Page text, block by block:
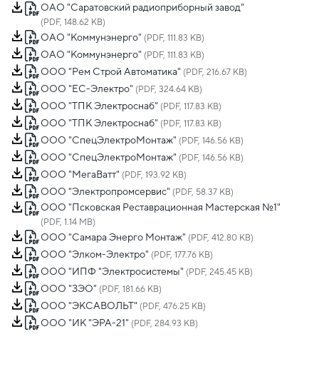
ОАО "Саратовский радиоприборный завод"
(PDF, 148.62 KB)
ОАО "Коммунэнерго" (PDF, 111.83 KB)
ОАО "Коммунэнерго" (PDF, 111.83 KB)
ООО "Рем Строй Автоматика" (PDF, 216.67 KB)
ООО "ЕС-Электро" (PDF, 324.64 KB)
ООО "ТПК Электроснаб" (PDF, 117.83 KB)
ООО "ТПК Электроснаб" (PDF, 117.83 KB)
ООО "СпецЭлектроМонтаж" (PDF, 146.56 KB)
ООО "СпецЭлектроМонтаж" (PDF, 146.56 KB)
ООО "МегаВатт" (PDF, 193.92 KB)
ООО "Электропромсервис" (PDF, 58.37 KB)
ООО "Псковская Реставрационная Мастерская №1"
(PDF, 1.14 MB)
ООО "Самара Энерго Монтаж" (PDF, 412.80 KB)
ООО "Элком-Электро" (PDF, 177.76 KB)
ООО "ИПФ "Электросистемы" (PDF, 245.45 KB)
ООО "ЗЭО" (PDF, 181.66 KB)
ООО "ЭКСАВОЛЬТ" (PDF, 476.25 KB)
ООО "ИК "ЭРА-21" (PDF, 284.93 KB)